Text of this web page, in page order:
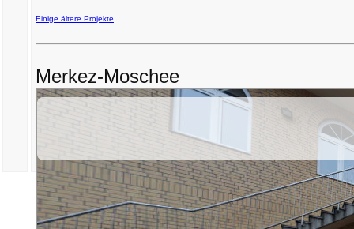
Einige ältere Projekte
Merkez-Moschee